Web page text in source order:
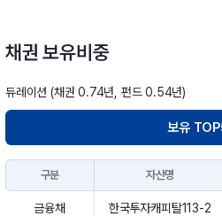
채권 보유비중
듀레이션 (채권 0.74년, 펀드 0.54년)
보유
구분 자산명
금융채 한국투자캐피탈113-2